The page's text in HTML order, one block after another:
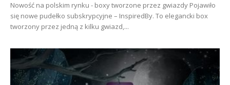
Nowość na polskim rynku - boxy tworzone przez gwiazdy Pojawiło
się nowe pudełko subskrypcyjne – InspiredBy. To elegancki box
tworzony przez jedną z kilku gwiazd,...